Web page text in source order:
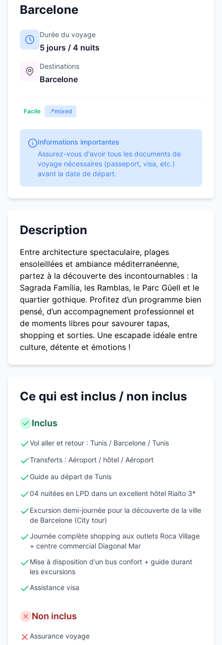
Barcelone
Durée du voyage
5 jours / 4 nuits
Destinations
Barcelone
Facile 📍mixed
Informations importantes
Assurez-vous d'avoir tous les documents de
voyage nécessaires (passeport, visa, etc.)
avant la date de départ.
Description
Entre architecture spectaculaire, plages
ensoleillées et ambiance méditerranéenne,
partez à la découverte des incontournables : la
Sagrada Família, les Ramblas, le Parc Güell et le
quartier gothique. Profitez d’un programme bien
pensé, d’un accompagnement professionnel et
de moments libres pour savourer tapas,
shopping et sorties. Une escapade idéale entre
culture, détente et émotions !
Ce qui est inclus / non inclus
Inclus
Vol aller et retour : Tunis / Barcelone / Tunis
Transferts : Aéroport / hôtel / Aéroport
Guide au départ de Tunis
04 nuitées en LPD dans un excellent hôtel Rialto 3*
Excursion demi-journée pour la découverte de la ville
de Barcelone (City tour)
Journée complète shopping aux outlets Roca Village
+ centre commercial Diagonal Mar
Mise à disposition d'un bus confort + guide durant
les excursions
Assistance visa
Non inclus
Assurance voyage